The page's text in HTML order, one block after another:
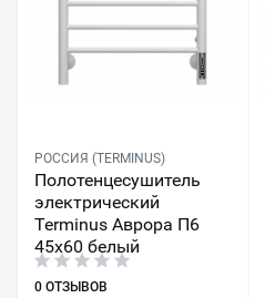
РОССИЯ (TERMINUS)
Полотенцесушитель
электрический
Terminus Аврора П6
45х60 белый
0 ОТЗЫВОВ